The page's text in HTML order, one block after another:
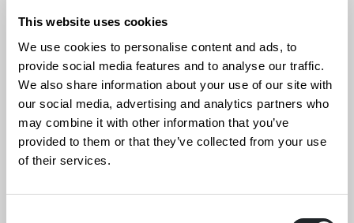
This website uses cookies
We use cookies to personalise content and ads, to
provide social media features and to analyse our traffic.
We also share information about your use of our site with
our social media, advertising and analytics partners who
may combine it with other information that you’ve
provided to them or that they’ve collected from your use
of their services.
16.1.–7.3.
Muotoilukeskus Proto Pikisaarentie 17, Oulu
Lisätietoja